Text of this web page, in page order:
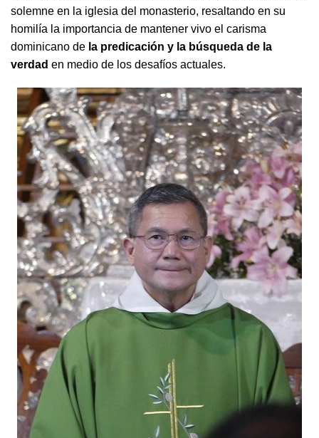
solemne en la iglesia del monasterio, resaltando en su
homilía la importancia de mantener vivo el carisma
dominicano de la predicación y la búsqueda de la
verdad en medio de los desafíos actuales.